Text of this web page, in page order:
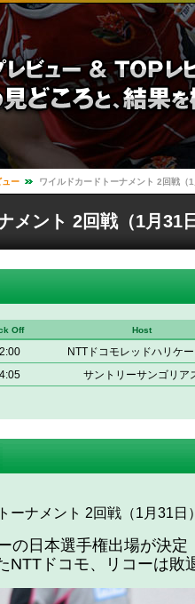
ュー ワイルドカードトーナメント 2回戦（
メント 2回戦（1月31日
Off Host
NTTドコモレッドハリケ
サントリーサンゴリア
ーナメント 2回戦（1月31日
の日本選手権出場が決定
NTTドコモ、リコーは敗